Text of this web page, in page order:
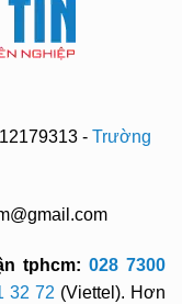
- Trường
tphcm: 028 7300
32 72 (Viettel). Hơn